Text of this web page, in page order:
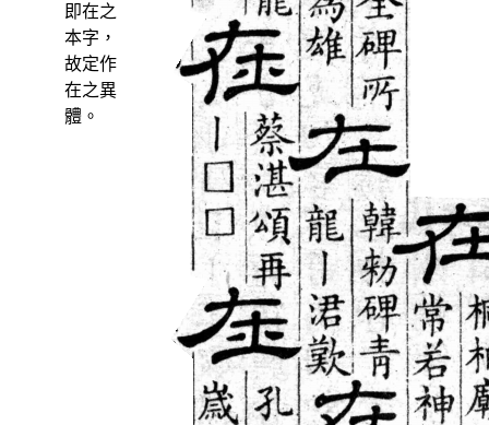
即在之
本字，
故定作
在之異
體。